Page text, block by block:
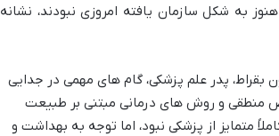
به شکل سازمان یافته امروزی نبودند، نشانه
بقراط، پدر علم پزشکی، گام های مهمی در جدایی
منطقی و روش های درمانی مبتنی بر طبیعت
متمایز از پزشکی نبود، اما توجه به بهداشت و